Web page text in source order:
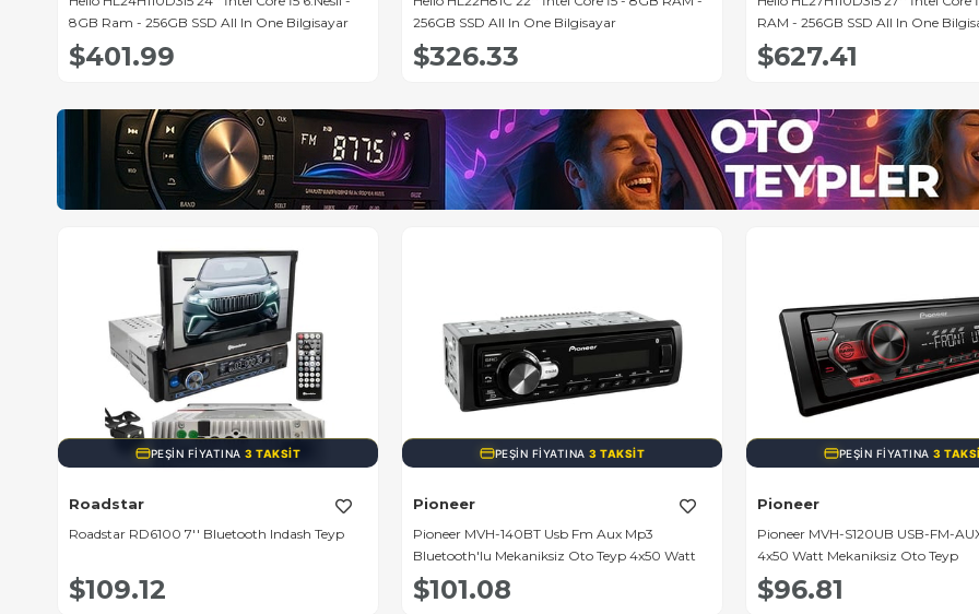
Bilgisayar
256GB SSD All In One Bilgisayar
$326.33
RAM - 256GB SSD All In One Bilgisayar
$627.41
RAM - 256GB SSD All In
$518.49
PEŞIN FIYATINA3 TAKSIT
RD6100 7'' Bluetooth Indash Teyp
PEŞIN FIYATINA3 TAKSIT
Pioneer
Pioneer MVH-140BT Usb Fm Aux Mp3
Bluetooth'lu Mekaniksiz Oto Teyp 4x50 Watt
$101.08
PEŞIN FIYATINA3 TAKSIT
Pioneer
Pioneer MVH-S120UB USB-FM-AUX Destekli
4x50 Watt Mekaniksiz Oto Teyp